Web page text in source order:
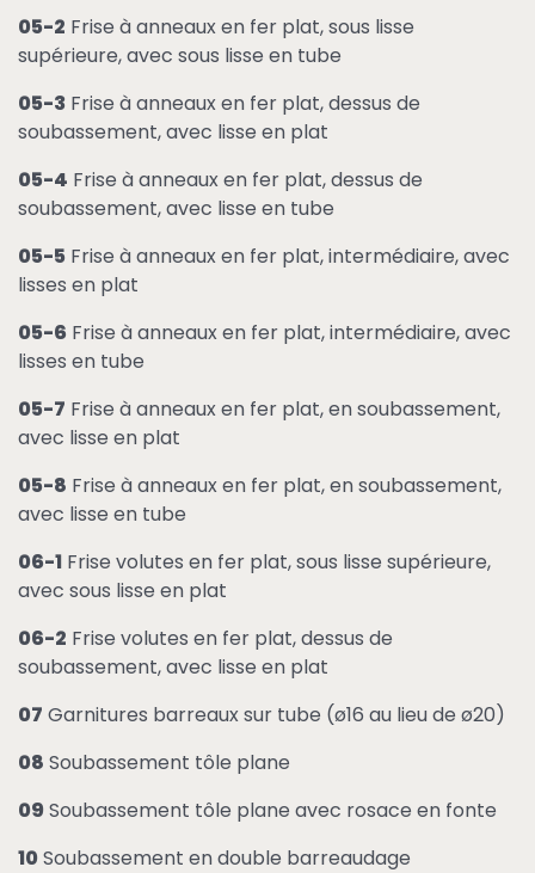
05-2 Frise à anneaux en fer plat, sous lisse
supérieure, avec sous lisse en tube
05-3 Frise à anneaux en fer plat, dessus de
soubassement, avec lisse en plat
05-4 Frise à anneaux en fer plat, dessus de
soubassement, avec lisse en tube
05-5 Frise à anneaux en fer plat, intermédiaire, avec
lisses en plat
05-6 Frise à anneaux en fer plat, intermédiaire, avec
lisses en tube
05-7 Frise à anneaux en fer plat, en soubassement,
avec lisse en plat
05-8 Frise à anneaux en fer plat, en soubassement,
avec lisse en tube
06-1 Frise volutes en fer plat, sous lisse supérieure,
avec sous lisse en plat
06-2 Frise volutes en fer plat, dessus de
soubassement, avec lisse en plat
07 Garnitures barreaux sur tube (ø16 au lieu de ø20)
08 Soubassement tôle plane
09Soubassement tôle plane avec rosace en fonte
10Soubassement en double barreaudage